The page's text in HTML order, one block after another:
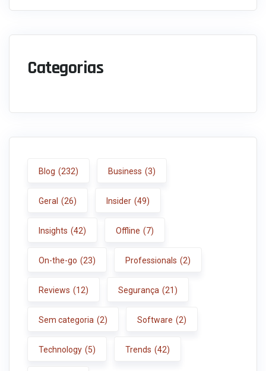
Categorias
Blog (232) Business (3)
Geral (26) Insider (49)
Insights (42) Offline (7)
On-the-go (23) Professionals (2)
Reviews (12) Segurança (21)
Sem categoria (2) Software (2)
Technology (5) Trends (42)